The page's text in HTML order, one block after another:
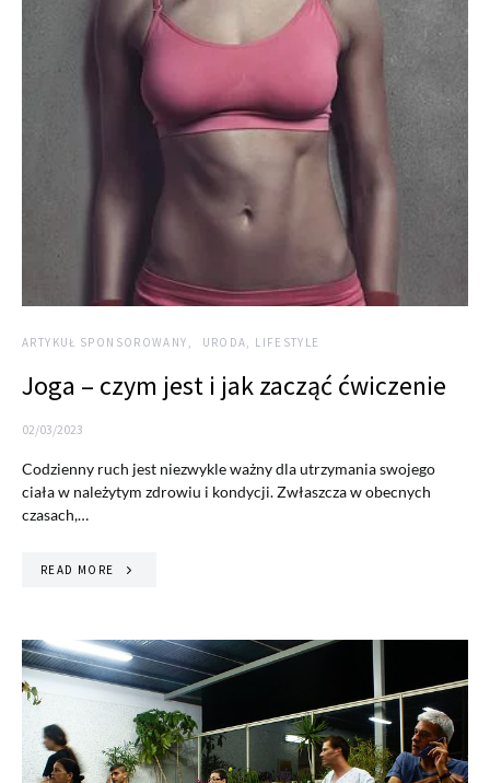
ARTYKUŁ SPONSOROWANY URODA, LIFESTYLE
Joga – czym jest i jak zacząć ćwiczenie
02/03/2023
Codzienny ruch jest niezwykle ważny dla utrzymania swojego
ciała w należytym zdrowiu i kondycji. Zwłaszcza w obecnych
czasach,…
READ MORE